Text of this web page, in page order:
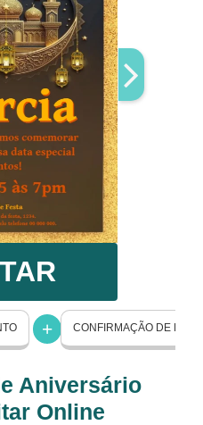
CONFIRMAÇÃO DE
Aniversário
Online